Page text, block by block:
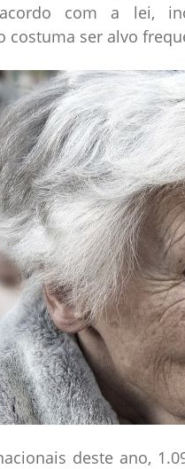
com a lei,
costuma ser alvo
deste ano,